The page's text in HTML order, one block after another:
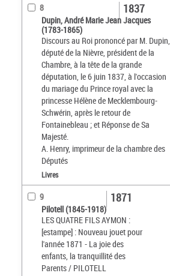
8
Dupin, André Marie Jean Jacques
(1783-1865)
Discours au Roi prononcé par M. Dupin,
député de la Nièvre, président de la
Chambre, à la tête de la grande
députation, le 6 juin 1837, à l'occasion
du mariage du Prince royal avec la
princesse Hélène de Mecklembourg-
Schwérin, après le retour de
Fontainebleau ; et Réponse de Sa
Majesté.
A. Henry, imprimeur de la chambre des
Députés
1837
Livres
9
Pilotell (1845-1918)
LES QUATRE FILS AYMON :
[estampe] : Nouveau jouet pour
l'année 1871 - La joie des
enfants, la tranquillité des
Parents / PILOTELL
1871